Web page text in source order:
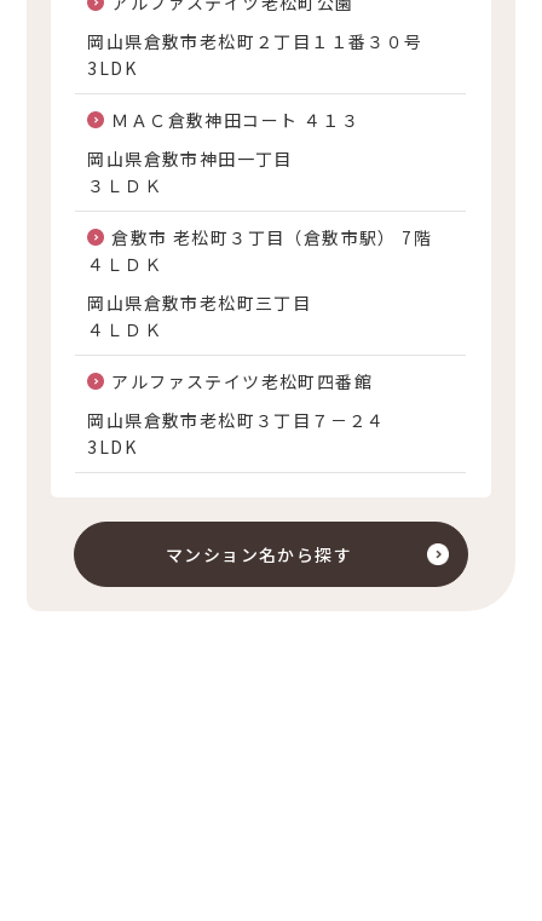
岡山県倉敷市老松町２丁目１１番３０号
3LDK
ＭＡＣ倉敷神田コート ４１３
岡山県倉敷市神田一丁目
３ＬＤＫ
倉敷市 老松町３丁目（倉敷市駅） 7階
４ＬＤＫ
岡山県倉敷市老松町三丁目
４ＬＤＫ
アルファステイツ老松町四番館
岡山県倉敷市老松町３丁目７－２４
3LDK
マンション名から探す